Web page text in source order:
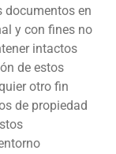
documentos en
y con fines no
intactos
de estos
otro fin
de propiedad